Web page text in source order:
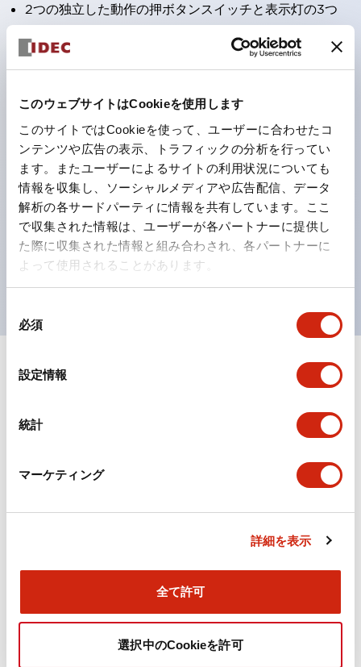
このウェブサイトはCookieを使用します
このサイトではCookieを使って、ユーザーに合わせたコ
ンテンツや広告の表示、トラフィックの分析を行ってい
ます。またユーザーによるサイトの利用状況についても
情報を収集し、ソーシャルメディアや広告配信、データ
解析の各サードパーティに情報を共有しています。ここ
で収集された情報は、ユーザーが各パートナーに提供し
た際に収集された情報と組み合わされ、各パートナーに
よって使用されることがあります。
必須
設定情報
統計
マーケティング
詳細を表示
全て許可
選択中のCookieを許可
2つの独立した動作の押ボタンスイッチと表示灯の3つ
の機能を1つのスイッチで可能にした2点押ボタンスイッ
チも完備。
1つで6色の役をこなすLED球（LSRD球）。これまで色
ごとに分かれていたLED球を、1色のLED球で各色を表
現できるようにしました。
カラーユニバーサルデザインに対応。表示灯（角平形）
の点灯/消灯の認識および、点灯時のランプ色の識別が
対応。
ISO 3864-4安全色に対応。危険時や緊急事態時の色表
現がより明確・鮮明で、より多くの方が識別可能に。
仕様 すべて展開 +